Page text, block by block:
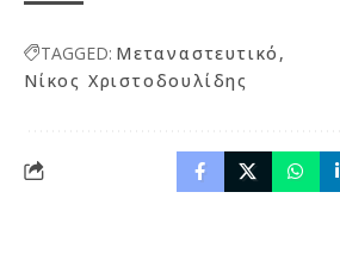
TAGGED: Μεταναστευτικό
Νίκος Χριστοδουλίδης